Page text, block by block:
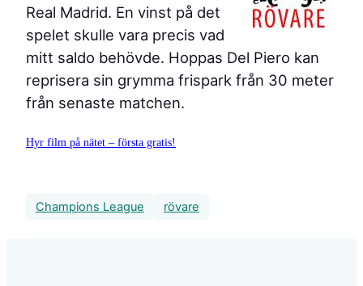
Real Madrid. En vinst på det
spelet skulle vara precis vad
mitt saldo behövde. Hoppas Del Piero kan
reprisera sin grymma frispark från 30 meter
från senaste matchen.
Hyr film på nätet – första gratis!
Champions League rövare